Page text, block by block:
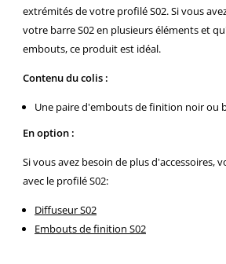
extrémités de votre profilé S02.Si vous
votre barre S02 en plusieurs éléments et
embouts, ce produit est idéal.
Contenu du colis :
Une paire d'embouts de finition noir ou
En option :
Si vous avez besoin de plus d'accessoires,
avec le profilé S02:
Diffuseur S02
Embouts de finition S02